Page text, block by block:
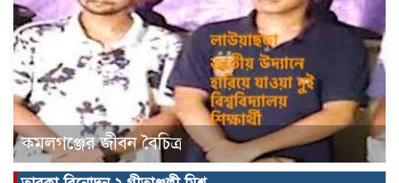
কমলগঞ্জের জীবন বৈচিত্র